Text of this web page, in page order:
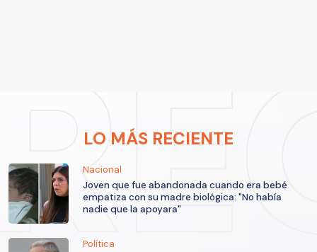
LO MÁS RECIENTE
Nacional
Joven que fue abandonada cuando era bebé
empatiza con su madre biológica: "No había
nadie que la apoyara"
Política